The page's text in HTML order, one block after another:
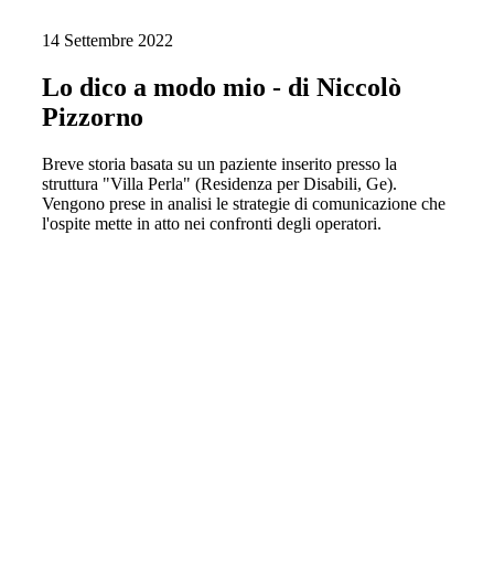
14 Settembre 2022
Lo dico a modo mio - di Niccolò
Pizzorno
Breve storia basata su un paziente inserito presso la
struttura "Villa Perla" (Residenza per Disabili, Ge).
Vengono prese in analisi le strategie di comunicazione che
l'ospite mette in atto nei confronti degli operatori.